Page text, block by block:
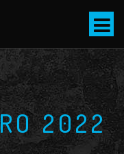
2022